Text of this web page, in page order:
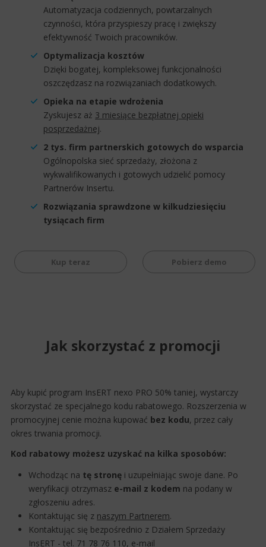
Automatyzacja codziennych, powtarzalnych
czynności, która przyspieszy pracę i zwiększy
efektywność Twoich pracowników.
Optymalizacja kosztów
Dzięki bogatej, kompleksowej funkcjonalności
oszczędzasz na rozwiązaniach dodatkowych.
Opieka na etapie wdrożenia
Zyskujesz aż 3 miesiące bezpłatnej opieki
posprzedażnej.
2 tys. firm partnerskich gotowych do wsparcia
Ogólnopolska sieć sprzedaży, złożona z
wykwalifikowanych i gotowych udzielić pomocy
Partnerów Insertu.
Rozwiązania sprawdzone w kilkudziesięciu
tysiącach firm
Pobierz demo
Kup teraz
Jak skorzystać z promocji
Aby kupić program InsERT nexo PRO 50% taniej, wystarczy
skorzystać ze specjalnego kodu rabatowego. Rozszerzenia w
promocyjnej cenie można kupować bez kodu, przez cały
okres trwania promocji.
Kod rabatowy możesz uzyskać na kilka sposobów:
Wchodząc na tę stronę i uzupełniając swoje dane. Po
weryfikacji otrzymasz e-mail z kodem na podany w
zgłoszeniu adres.
Kontaktując się z naszym Partnerem.
Kontaktując się bezpośrednio z Działem Sprzedaży
InsERT - tel. 71 78 76 110, e-mail